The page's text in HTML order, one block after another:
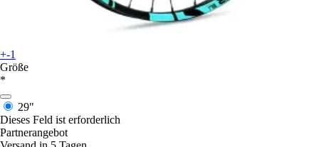
+-1
Größe
*
29"
Dieses Feld ist erforderlich
Partnerangebot